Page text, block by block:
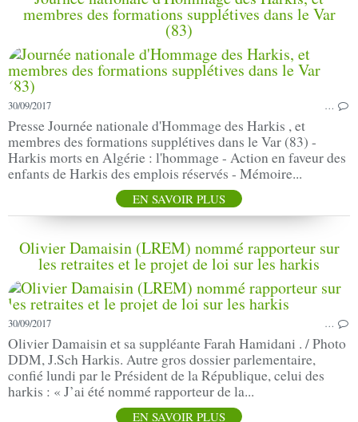
membres des formations supplétives dans le Var
(83)
30/09/2017 …
Presse Journée nationale d'Hommage des Harkis , et
membres des formations supplétives dans le Var (83) -
Harkis morts en Algérie : l'hommage - Action en faveur des
enfants de Harkis des emplois réservés - Mémoire...
EN SAVOIR PLUS
Olivier Damaisin (LREM) nommé rapporteur sur
les retraites et le projet de loi sur les harkis
30/09/2017 …
Olivier Damaisin et sa suppléante Farah Hamidani . / Photo
DDM, J.Sch Harkis. Autre gros dossier parlementaire,
confié lundi par le Président de la République, celui des
harkis : « J’ai été nommé rapporteur de la...
EN SAVOIR PLUS